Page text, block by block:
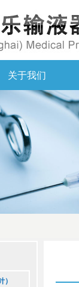
关于我们